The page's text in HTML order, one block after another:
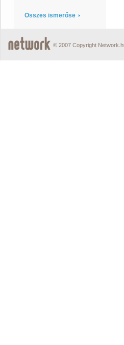
Összes ismerőse
© 2007 Copyright